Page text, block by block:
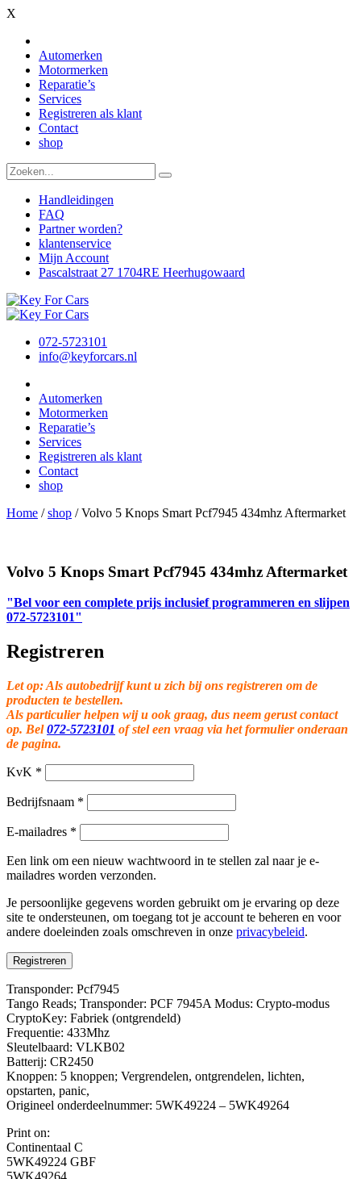
X
Automerken
Motormerken
Reparatie’s
Services
Registreren als klant
Contact
shop
Handleidingen
FAQ
Partner worden?
klantenservice
Mijn Account
Pascalstraat 27 1704RE Heerhugowaard
072-5723101
info@keyforcars.nl
Automerken
Motormerken
Reparatie’s
Services
Registreren als klant
Contact
shop
Home /shop /Volvo 5 Knops Smart Pcf7945 434mhz Aftermarket
Volvo 5 Knops Smart Pcf7945 434mhz Aftermarket
"Bel voor een complete prijs inclusief programmeren en slijpen
072-5723101"
Registreren
Let op: Als autobedrijf kunt u zich bij ons registreren om de
producten te bestellen.
Als particulier helpen wij u ook graag, dus neem gerust contact
op. Bel072-5723101 of stel een vraag via het formulier onderaan
de pagina.
KvK *
Bedrijfsnaam *
E-mailadres *
Een link om een nieuw wachtwoord in te stellen zal naar je e-
mailadres worden verzonden.
Je persoonlijke gegevens worden gebruikt om je ervaring op deze
site te ondersteunen, om toegang tot je account te beheren en voor
andere doeleinden zoals omschreven in onze privacybeleid.
Registreren
Transponder: Pcf7945
Tango Reads; Transponder: PCF 7945A Modus: Crypto-modus
CryptoKey: Fabriek (ontgrendeld)
Frequentie: 433Mhz
Sleutelbaard: VLKB02
Batterij: CR2450
Knoppen: 5 knoppen; Vergrendelen, ontgrendelen, lichten,
opstarten, panic,
Origineel onderdeelnummer: 5WK49224 – 5WK49264
Print on:
Continentaal C
5WK49224 GBF